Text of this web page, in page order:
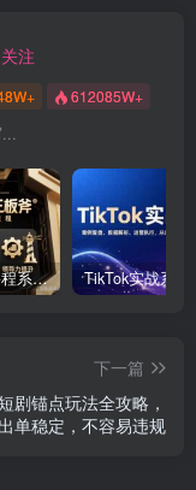
关注
612085W+
团队管理必学课程系列，阿里巴巴“腿部三板斧”
下一篇
剧锚点玩法全攻略，
出单稳定，不容易违规